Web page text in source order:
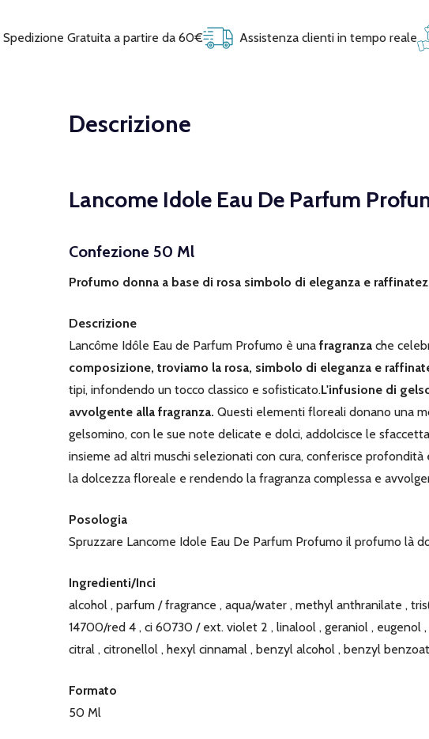
Spedizione Gratuita a partire da 60€ Assistenza clienti in tempo reale
Descrizione
Lancome Idole Eau De Parfum
Confezione 50 Ml
Profumo donna a base di rosa simbolo di eleganza e
Descrizione
Lancôme Idôle Eau de Parfum Profumo è una fragranza che
composizione, troviamo la rosa, simbolo di eleganza e
tipi, infondendo un tocco classico e sofisticato.L'infusione di
avvolgente alla fragranza. Questi elementi floreali donano una
gelsomino, con le sue note delicate e dolci, addolcisce le
insieme ad altri muschi selezionati con cura, conferisce
la dolcezza floreale e rendendo la fragranza complessa e
Posologia
Spruzzare Lancome Idole Eau De Parfum Profumo il profumo là
Ingredienti/Inci
alcohol , parfum / fragrance , aqua/water , methyl anthranilate ,
14700/red 4 , ci 60730 / ext. violet 2 , linalool , geraniol ,
citral , citronellol , hexyl cinnamal , benzyl alcohol , benzyl
Formato
50 Ml